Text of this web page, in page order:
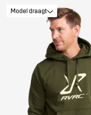
Model draagt